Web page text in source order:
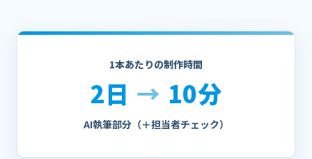
1本あたりの制作時間
2日 → 10分
AI執筆部分（＋担当者チェック）